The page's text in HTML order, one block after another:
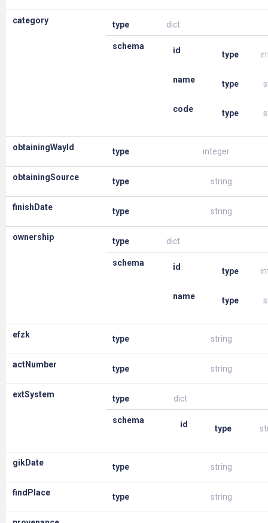
category type dict
schema id type
name type
code type
obtainingWayId type integer
obtainingSource type string
finishDate type string
ownership type dict
schema id type
name type
efzk type string
actNumber type string
extSystem type dict
schema id type
gikDate type string
findPlace type string